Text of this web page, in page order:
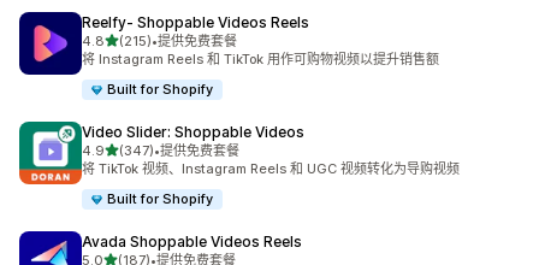
Reelfy‑ Shoppable Videos Reels
4.8星（满分 5 星）
(215)
总共 215 条评论
•提供免费套餐
将 Instagram Reels 和 TikTok 用作可购物视频以提升销售额
Built for Shopify
Video Slider: Shoppable Videos
4.9星（满分 5 星）
(347)
总共 347 条评论
•提供免费套餐
将 TikTok 视频、Instagram Reels 和 UGC 视频转化为导购视频
Built for Shopify
Avada Shoppable Videos Reels
5.0星（满分 5 星）
(187)•提供免费套餐